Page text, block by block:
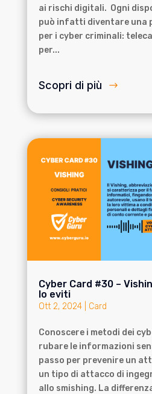
ai rischi digitali. Ogni
può infatti diventare una
per i cyber criminali:
per...
Scopri di più
Cyber Card #30 –
lo eviti
Ott 2, 2024| Card
Conoscere i metodi dei
rubare le informazioni
passo per prevenire un
un tipo di attacco di
allo smishing. La